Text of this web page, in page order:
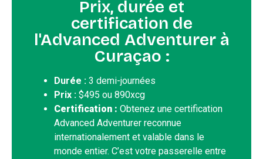
Prix, durée et
certification de
l'Advanced Adventurer à
Curaçao :
Durée : 3 demi-journées
Prix : $495 ou 890xcg
Certification : Obtenez une certification
Advanced Adventurer reconnue
internationalement et valable dans le
monde entier. C’est votre passerelle entre